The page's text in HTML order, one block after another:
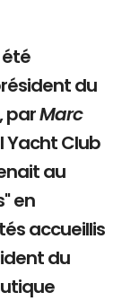
du
parMarc
Yacht Club
au
en
accueillis
du